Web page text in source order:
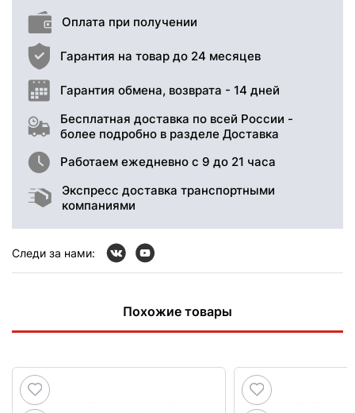
Оплата при получении
Гарантия на товар до 24 месяцев
Гарантия обмена, возврата - 14 дней
Бесплатная доставка по всей России -
более подробно в разделе Доставка
Работаем ежедневно с 9 до 21 часа
Экспресс доставка транспортными
компаниями
Следи за нами:
Похожие товары